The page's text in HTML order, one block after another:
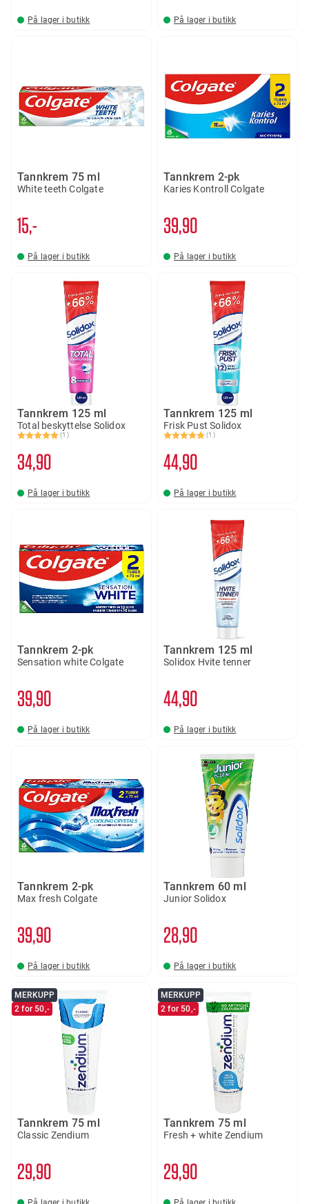
På lager i butikk På lager i butikk
Tannkrem 75 ml
White teeth Colgate
15,-
På lager i butikk
Tannkrem 2-pk
Karies Kontroll Colgate
39 90
På lager i butikk
Tannkrem 125 ml
Total beskyttelse Solidox
Karakter:
(1)
5.0 av 5 mulige
3490
På lager i butikk
Tannkrem 125 ml
Frisk Pust Solidox
Karakter:
(1)
5.0 av 5 mulige
4490
På lager i butikk
Tannkrem 2-pk
Sensation white Colgate
39 90
På lager i butikk
Tannkrem 125 ml
Solidox Hvite tenner
4490
På lager i butikk
Tannkrem 2-pk
Max fresh Colgate
39 90
På lager i butikk
Tannkrem 60 ml
Junior Solidox
28 90
På lager i butikk
MERKUPP
2 for 50,-
Tannkrem 75 ml
Classic Zendium
29 90
MERKUPP
2 for 50,-
Tannkrem 75 ml
Fresh + white Zendium
29 90